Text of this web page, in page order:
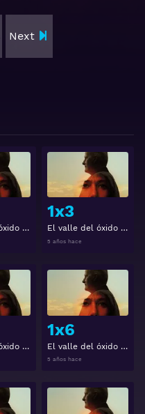
Next
El valle del óxido Temporada 1 Capitulo 2
1x3
El valle del óxido Temporada 1 Capitulo 3
5 años hace
El valle del óxido Temporada 1 Capitulo 5
1x6
El valle del óxido Temporada 1 Capitulo 6
5 años hace